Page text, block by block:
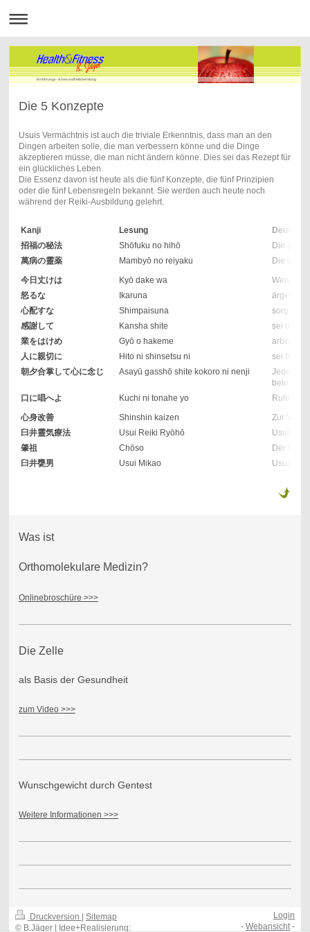
Ernährungs- & Gesundheitsberatung
Die 5 Konzepte
Usuis Vermächtnis ist auch die triviale Erkenntnis, dass man an den
Dingen arbeiten solle, die man verbessern könne und die Dinge
akzeptieren müsse, die man nicht ändern könne. Dies sei das Rezept für
ein glückliches Leben.
Die Essenz davon ist heute als die fünf Konzepte, die fünf Prinzipien
oder die fünf Lebensregeln bekannt. Sie werden auch heute noch
während der Reiki-Ausbildung gelehrt.
Kanji Lesung
Deutsch
招福の秘法
Shōfuku no hihō
Die
萬病の靈薬
Mambyō no reiyaku
Die
今日丈けは
Kyō dake wa
怒るな
Ikaruna
ärgere
心配すな
Shimpaisuna
sorge
感謝して
Kansha shite
sei
業をはけめ
Gyō o hakeme
arbeite
人に親切に
Hito ni shinsetsu ni
sei
朝夕合掌して心に念じ
Asayū gasshō shite kokoro ni nenji
Jeden
bete von
口に唱へよ
Kuchi ni tonahe yo
Rufe ihn
心身改善
Shinshin kaizen
Zur
臼井靈気療法
Usui Reiki Ryōhō
Usui
肇祖
Chōso
Der
臼井甕男
Usui Mikao Usui
Was ist
Orthomolekulare Medizin?
Onlinebroschüre >>>
Die Zelle
als Basis der Gesundheit
zum Video >>>
Wunschgewicht durch Gentest
Weitere Informationen >>>
Druckversion
Sitemap
© B.Jäger | Idee+Realisierung:
Login
-Webansicht-